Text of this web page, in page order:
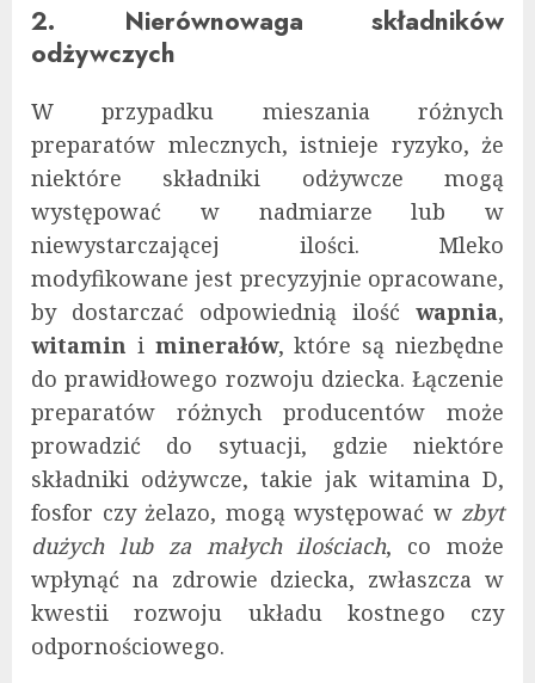
2. Nierównowaga składników
odżywczych
W przypadku mieszania różnych
preparatów mlecznych, istnieje ryzyko, że
niektóre składniki odżywcze mogą
występować w nadmiarze lub w
niewystarczającej ilości. Mleko
modyfikowane jest precyzyjnie opracowane,
by dostarczać odpowiednią ilość wapnia,
witamin i minerałów, które są niezbędne
do prawidłowego rozwoju dziecka. Łączenie
preparatów różnych producentów może
prowadzić do sytuacji, gdzie niektóre
składniki odżywcze, takie jak witamina D,
fosfor czy żelazo, mogą występować w zbyt
dużych lub za małych ilościach, co może
wpłynąć na zdrowie dziecka, zwłaszcza w
kwestii rozwoju układu kostnego czy
odpornościowego.